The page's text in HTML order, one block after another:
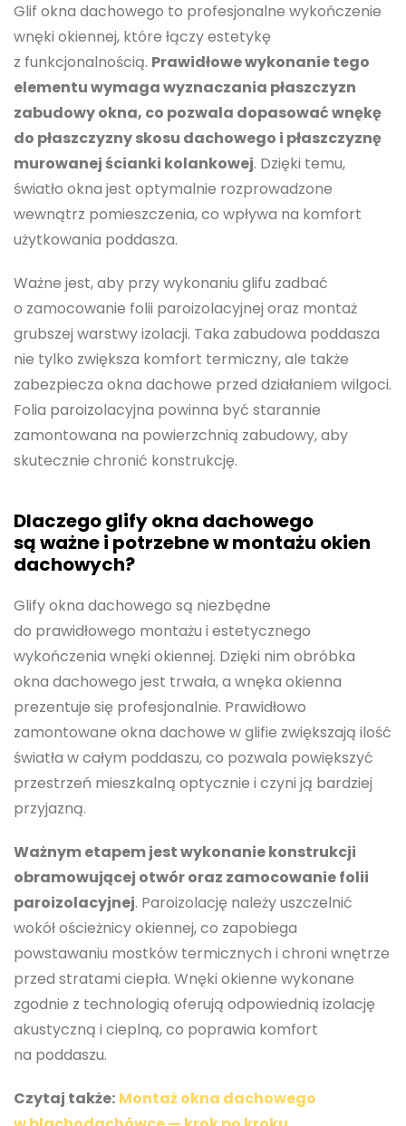
Glif okna dachowego to profesjonalne wykończenie
wnęki okiennej, które łączy estetykę
z funkcjonalnością. Prawidłowe wykonanie tego
elementu wymaga wyznaczania płaszczyzn
zabudowy okna, co pozwala dopasować wnękę
do płaszczyzny skosu dachowego i płaszczyznę
murowanej ścianki kolankowej. Dzięki temu,
światło okna jest optymalnie rozprowadzone
wewnątrz pomieszczenia, co wpływa na komfort
użytkowania poddasza.
Ważne jest, aby przy wykonaniu glifu zadbać
o zamocowanie folii paroizolacyjnej oraz montaż
grubszej warstwy izolacji. Taka zabudowa poddasza
nie tylko zwiększa komfort termiczny, ale także
zabezpiecza okna dachowe przed działaniem wilgoci.
Folia paroizolacyjna powinna być starannie
zamontowana na powierzchnią zabudowy, aby
skutecznie chronić konstrukcję.
Dlaczego glify okna dachowego
są ważne i potrzebne w montażu okien
dachowych?
Glify okna dachowego są niezbędne
do prawidłowego montażu i estetycznego
wykończenia wnęki okiennej. Dzięki nim obróbka
okna dachowego jest trwała, a wnęka okienna
prezentuje się profesjonalnie. Prawidłowo
zamontowane okna dachowe w glifie zwiększają ilość
światła w całym poddaszu, co pozwala powiększyć
przestrzeń mieszkalną optycznie i czyni ją bardziej
przyjazną.
Ważnym etapem jest wykonanie konstrukcji
obramowującej otwór oraz zamocowanie folii
paroizolacyjnej. Paroizolację należy uszczelnić
wokół ościeżnicy okiennej, co zapobiega
powstawaniu mostków termicznych i chroni wnętrze
przed stratami ciepła. Wnęki okienne wykonane
zgodnie z technologią oferują odpowiednią izolację
akustyczną i cieplną, co poprawia komfort
na poddaszu.
Czytaj także: Montaż okna dachowego